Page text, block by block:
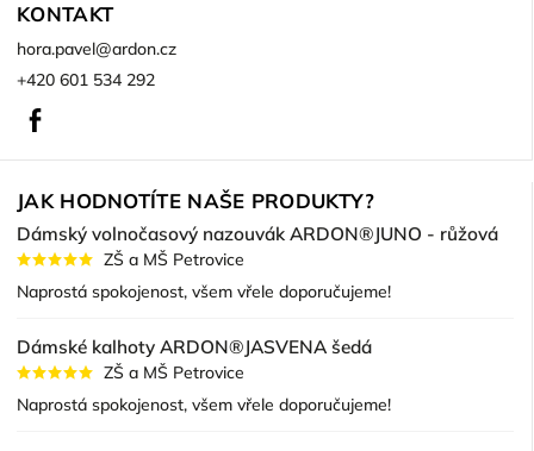
KONTAKT
hora.pavel@ardon.cz
+420 601 534 292
JAK HODNOTÍTE NAŠE PRODUKTY?
Dámský volnočasový nazouvák ARDON®JUNO - růžová
ZŠ a MŠ Petrovice
Naprostá spokojenost, všem vřele doporučujeme!
Dámské kalhoty ARDON®JASVENA šedá
ZŠ a MŠ Petrovice
Naprostá spokojenost, všem vřele doporučujeme!